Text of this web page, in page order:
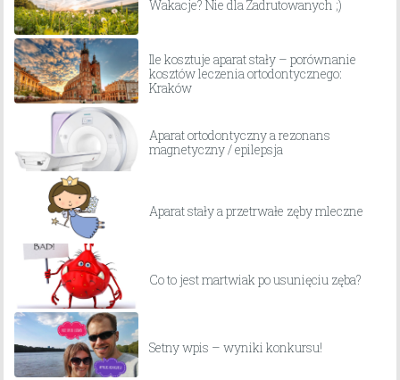
Wakacje? Nie dla Zadrutowanych ;)
Ile kosztuje aparat stały – porównanie
kosztów leczenia ortodontycznego:
Kraków
Aparat ortodontyczny a rezonans
magnetyczny / epilepsja
Aparat stały a przetrwałe zęby mleczne
Co to jest martwiak po usunięciu zęba?
Setny wpis – wyniki konkursu!